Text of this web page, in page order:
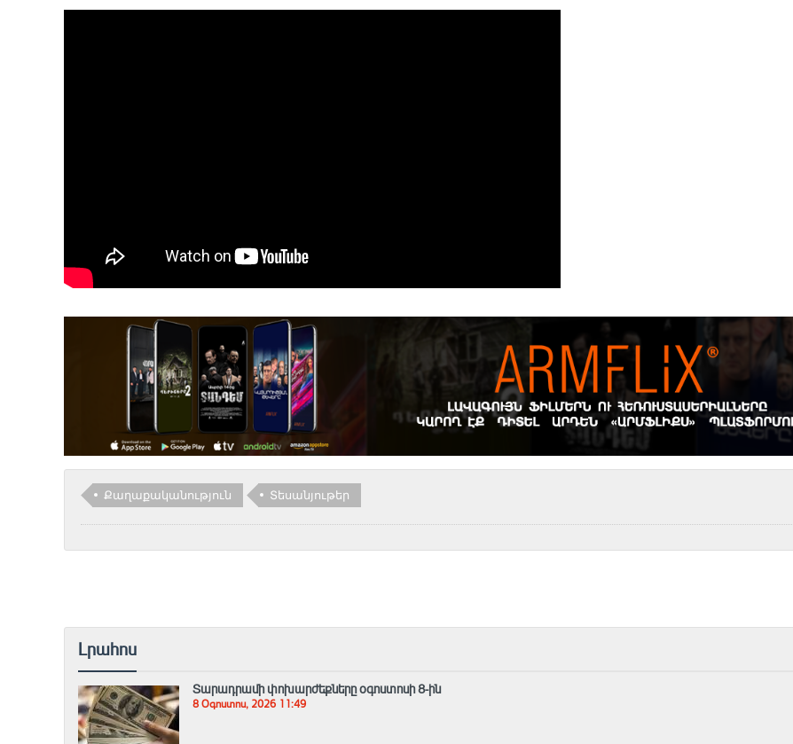
Քաղաքականություն Տեսանյութեր
Լրահոս
Տարադրամի փոխարժեքները օգոստոսի 8-ին
8 Օգոստոս, 2026 11:49